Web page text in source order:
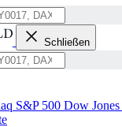
Schließen
S&P 500 Dow Jones